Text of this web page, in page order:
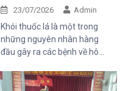
23/07/2026
Admin
Khói thuốc lá là một trong
những nguyên nhân hàng
đầu gây ra các bệnh về hô
Điều đáng lo ngại là không chỉ